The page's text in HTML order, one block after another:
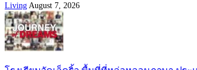
Living August 7, 2026